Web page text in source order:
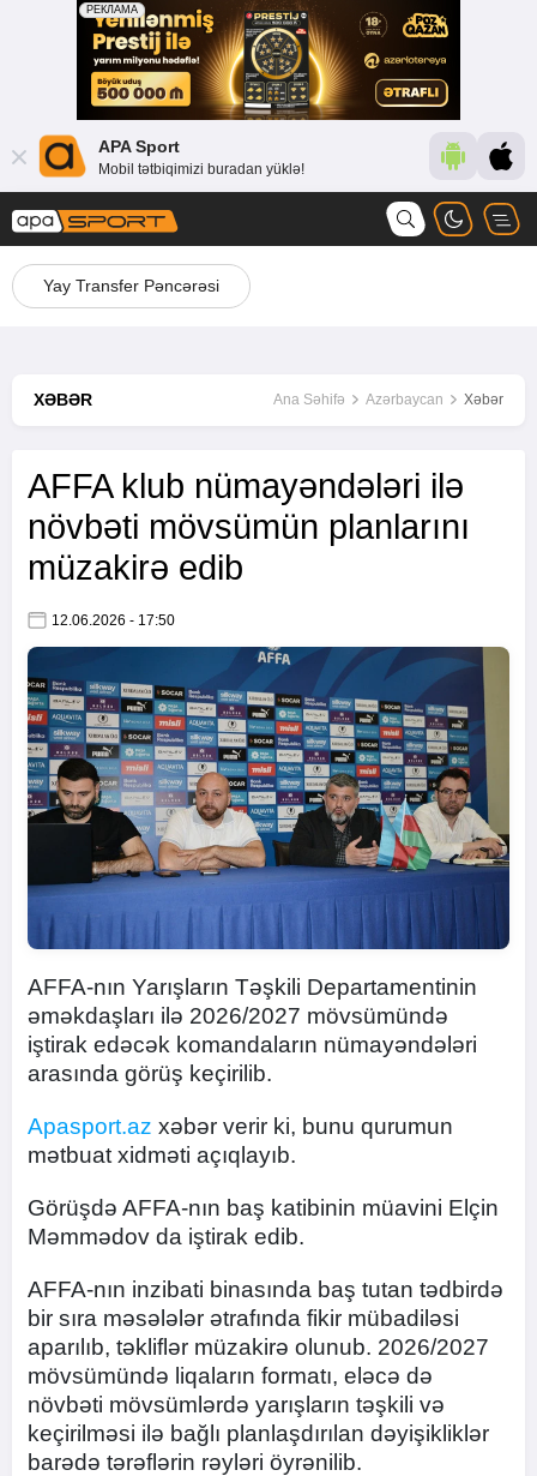
APA Sport
Mobil tətbiqimizi buradan yüklə!
Yay Transfer Pəncərəsi
XƏBƏR Ana Səhifə Azərbaycan Xəbər
AFFA klub nümayəndələri ilə
növbəti mövsümün planlarını
müzakirə edib
12.06.2026 - 17:50
AFFA-nın Yarışların Təşkili Departamentinin
əməkdaşları ilə 2026/2027 mövsümündə
iştirak edəcək komandaların nümayəndələri
arasında görüş keçirilib.
Apasport.az xəbər verir ki, bunu qurumun
mətbuat xidməti açıqlayıb.
Görüşdə AFFA-nın baş katibinin müavini Elçin
Məmmədov da iştirak edib.
AFFA-nın inzibati binasında baş tutan tədbirdə
bir sıra məsələlər ətrafında fikir mübadiləsi
aparılıb, təkliflər müzakirə olunub. 2026/2027
mövsümündə liqaların formatı, eləcə də
növbəti mövsümlərdə yarışların təşkili və
keçirilməsi ilə bağlı planlaşdırılan dəyişikliklər
barədə tərəflərin rəyləri öyrənilib.